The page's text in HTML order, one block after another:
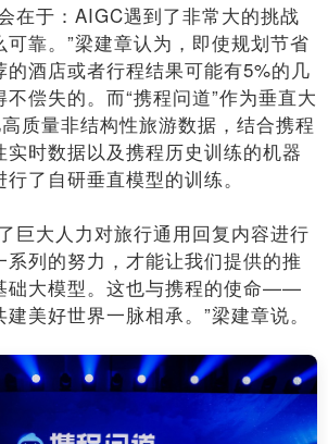
在于：AIGC遇到了非常大的挑战
靠。”梁建章认为，即使规划节省
的酒店或者行程结果可能有5%的几
偿失的。而“携程问道”作为垂直大
质量非结构性旅游数据，结合携程
时数据以及携程历史训练的机器
了自研垂直模型的训练。
巨大人力对旅行通用回复内容进行
列的努力，才能让我们提供的推
础大模型。这也与携程的使命——
美好世界一脉相承。”梁建章说。